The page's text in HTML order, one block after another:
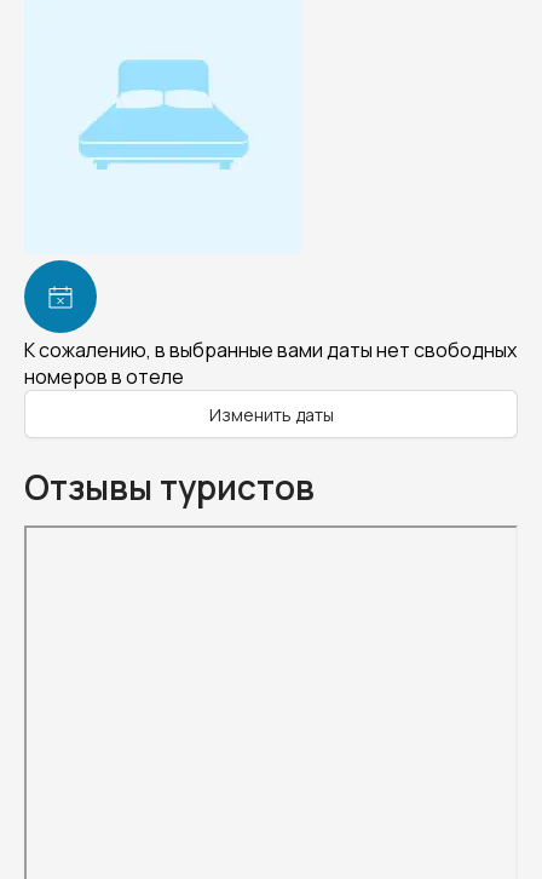
К сожалению, в выбранные вами даты нет свободных
номеров в отеле
Изменить даты
Отзывы туристов